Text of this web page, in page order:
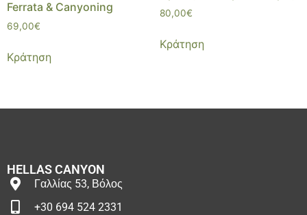
Ferrata & Canyoning
69,00€
Κράτηση
80,00€
Κράτηση
HELLAS CANYON
Γαλλίας 53, Βόλος
+30 694 524 2331